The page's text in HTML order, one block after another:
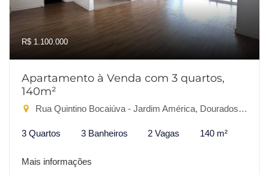
R$ 1.100.000
Apartamento à Venda com 3 quartos,
140m²
Rua Quintino Bocaiúva - Jardim América, Dourados-MS
3 Quartos 3 Banheiros 2 Vagas 140 m²
Mais informações